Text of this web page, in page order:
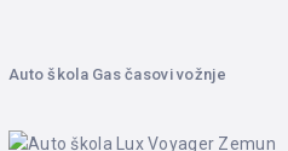
Auto škola Gas časovi vožnje